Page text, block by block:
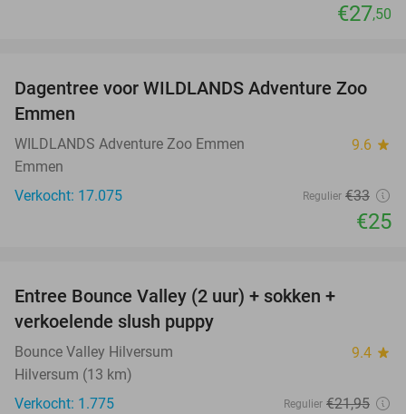
€27,50
24%
Dagentree voor WILDLANDS Adventure Zoo
Emmen
WILDLANDS Adventure Zoo Emmen 9.6 star
Emmen
Verkocht: 17.075
Regulier €33
€25
Entree Bounce Valley (2 uur) + sokken +
verkoelende slush puppy
Bounce Valley Hilversum 9.4 star
Hilversum (13 km)
Verkocht: 1.775
Regulier €21,95